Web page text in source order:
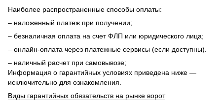
Наиболее распространенные способы оплаты:
– наложенный платеж при получении;
– безналичная оплата на счет ФЛП или юридического лица;
– онлайн-оплата через платежные сервисы (если доступны).
– наличный расчет при самовывозе;
Информация о гарантийных условиях приведена ниже —
исключительно для ознакомления.
Виды гарантийных обязательств на рынке ворот